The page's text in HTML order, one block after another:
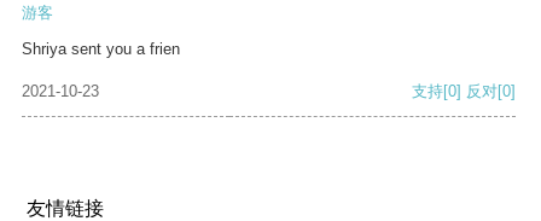
游客
Shriya sent you a frien
2021-10-23 支持[0] 反对[0]
友情链接